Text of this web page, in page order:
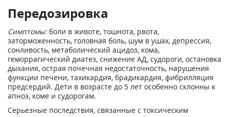
Передозировка
Симптомы:боли в животе, тошнота, рвота,
заторможенность, головная боль, шум в ушах, депрессия,
сонливость, метаболический ацидоз, кома,
геморрагический диатез, снижение АД, судороги, остановка
дыхания, острая почечная недостаточность, нарушения
функции печени, тахикардия, брадикардия, фибрилляция
предсердий. Дети в возрасте до 5 лет особенно склонны к
апноэ, коме и судорогам.
Серьезные последствия, связанные с токсическим